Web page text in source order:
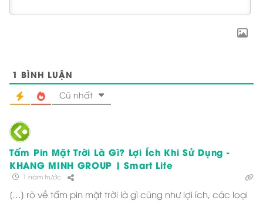
1 BÌNH LUẬN
Cũ nhất
Tấm Pin Mặt Trời Là Gì? Lợi Ích Khi Sử Dụng -
KHANG MINH GROUP | Smart Life
1 năm trước
[…] rõ về tấm pin mặt trời là gì cũng như lợi ích, các loại